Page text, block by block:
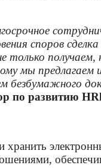
споров
только
мы предлагаем
безбумажного
по развитию
хранить